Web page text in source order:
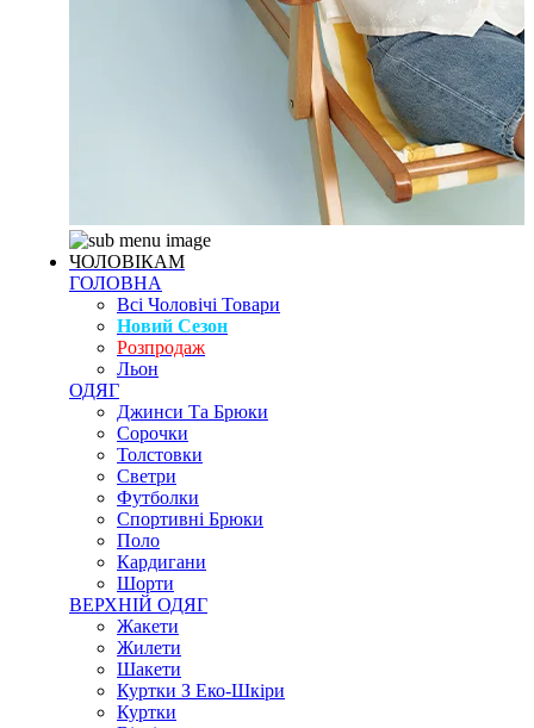
ЧОЛОВІКАМ
ГОЛОВНА
Всі Чоловічі Товари
Новий Сезон
Розпродаж
Льон
ОДЯГ
Джинси Та Брюки
Сорочки
Толстовки
Светри
Футболки
Спортивні Брюки
Поло
Кардигани
Шорти
ВЕРХНІЙ ОДЯГ
Жакети
Жилети
Шакети
Куртки З Еко-Шкіри
Куртки